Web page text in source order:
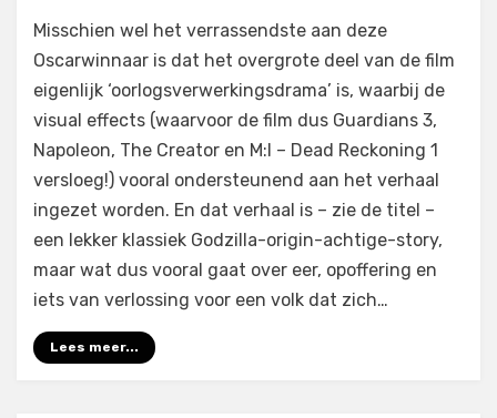
door Filmofiel.nl
Misschien wel het verrassendste aan deze
Oscarwinnaar is dat het overgrote deel van de film
eigenlijk ‘oorlogsverwerkingsdrama’ is, waarbij de
visual effects (waarvoor de film dus Guardians 3,
Napoleon, The Creator en M:I – Dead Reckoning 1
versloeg!) vooral ondersteunend aan het verhaal
ingezet worden. En dat verhaal is – zie de titel –
een lekker klassiek Godzilla-origin-achtige-story,
maar wat dus vooral gaat over eer, opoffering en
iets van verlossing voor een volk dat zich…
Lees meer...